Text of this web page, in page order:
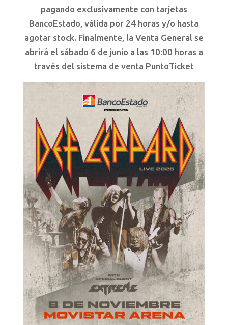
pagando exclusivamente con tarjetas
BancoEstado, válida por 24 horas y/o hasta
agotar stock. Finalmente, la Venta General se
abrirá el sábado 6 de junio a las 10:00 horas a
través del sistema de venta PuntoTicket